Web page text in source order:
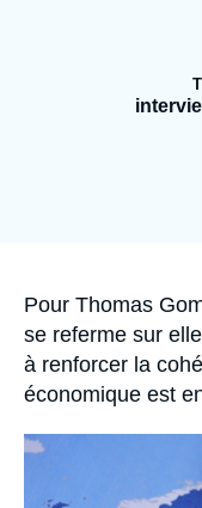
Accroche
Pour Thomas
se referme sur
à renforcer la
économique est
Image
médiatique